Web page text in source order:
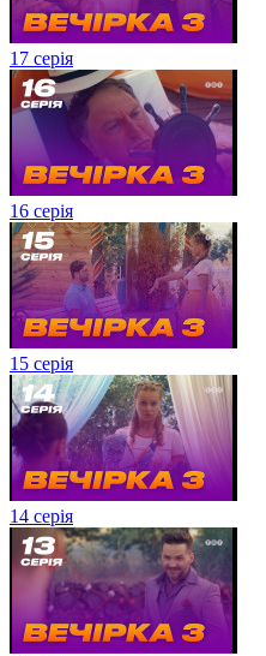
17 серія
16 серія
15 серія
14 серія